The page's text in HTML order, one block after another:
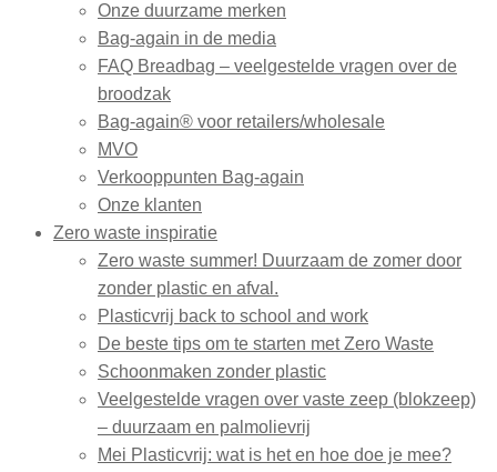
Onze duurzame merken
Bag-again in de media
FAQ Breadbag – veelgestelde vragen over de
broodzak
Bag-again® voor retailers/wholesale
MVO
Verkooppunten Bag-again
Onze klanten
Zero waste inspiratie
Zero waste summer! Duurzaam de zomer door
zonder plastic en afval.
Plasticvrij back to school and work
De beste tips om te starten met Zero Waste
Schoonmaken zonder plastic
Veelgestelde vragen over vaste zeep (blokzeep)
– duurzaam en palmolievrij
Mei Plasticvrij: wat is het en hoe doe je mee?